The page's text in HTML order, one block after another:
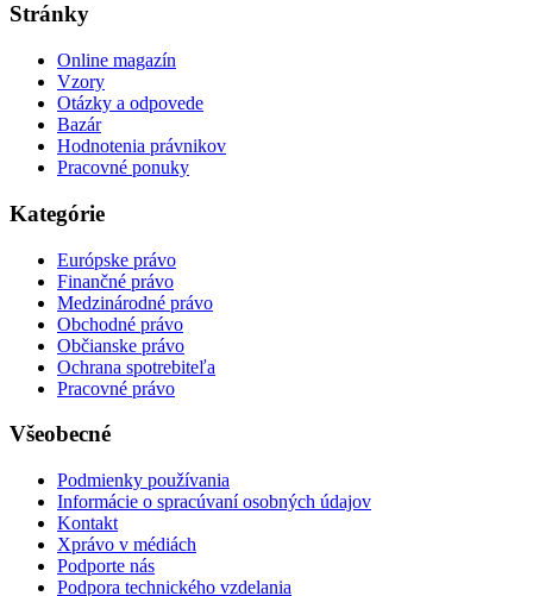
Stránky
Online magazín
Vzory
Otázky a odpovede
Bazár
Hodnotenia právnikov
Pracovné ponuky
Kategórie
Európske právo
Finančné právo
Medzinárodné právo
Obchodné právo
Občianske právo
Ochrana spotrebiteľa
Pracovné právo
Všeobecné
Podmienky používania
Informácie o spracúvaní osobných údajov
Kontakt
Xprávo v médiách
Podporte nás
Podpora technického vzdelania